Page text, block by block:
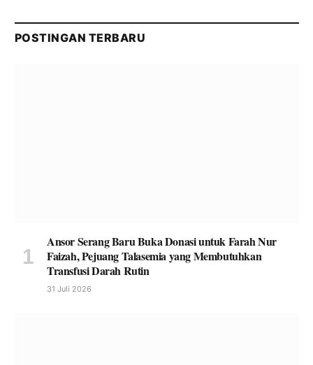
POSTINGAN TERBARU
Ansor Serang Baru Buka Donasi untuk Farah Nur
Faizah, Pejuang Talasemia yang Membutuhkan
Transfusi Darah Rutin
31 Juli 2026